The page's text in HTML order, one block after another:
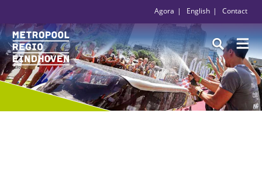
Agora English Contact